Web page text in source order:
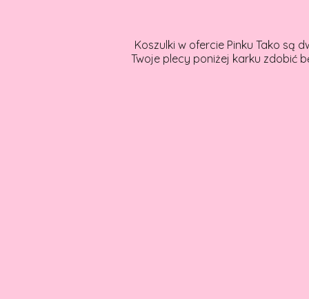
Koszulki w ofercie Pinku Tako są
Twoje plecy poniżej karku zdobić